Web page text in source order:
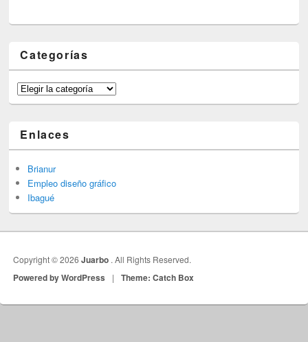
Categorías
Categorías
Enlaces
Brianur
Empleo diseño gráfico
Ibagué
Copyright © 2026Juarbo . All Rights Reserved.
Powered by WordPress | Theme: Catch Box